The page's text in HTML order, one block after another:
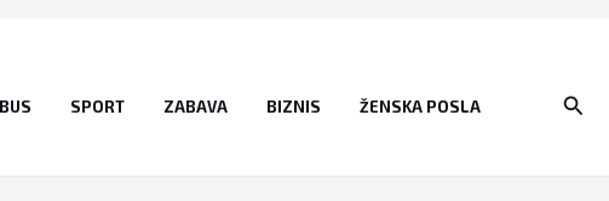
SPORT ZABAVA BIZNIS ŽENSKA POSLA